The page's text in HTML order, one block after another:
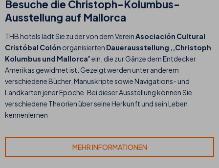
Besuche die Christoph-Kolumbus-
Ausstellung auf Mallorca
THB hotels lädt Sie zu der von dem VereinAsociación Cultural
Cristóbal Colón organisierten Dauerausstellung ,,Christoph
Kolumbus und Mallorca" ein, die zur Gänze dem Entdecker
Amerikas gewidmet ist. Gezeigt werden unter anderem
verschiedene Bücher, Manuskripte sowie Navigations- und
Landkarten jener Epoche. Bei dieser Ausstellung können Sie
verschiedene Theorien über seine Herkunft und sein Leben
kennenlernen
MEHR INFORMATIONEN